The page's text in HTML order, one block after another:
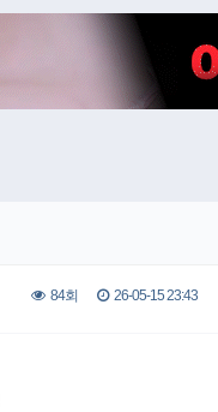
84회 26-05-15 23:43